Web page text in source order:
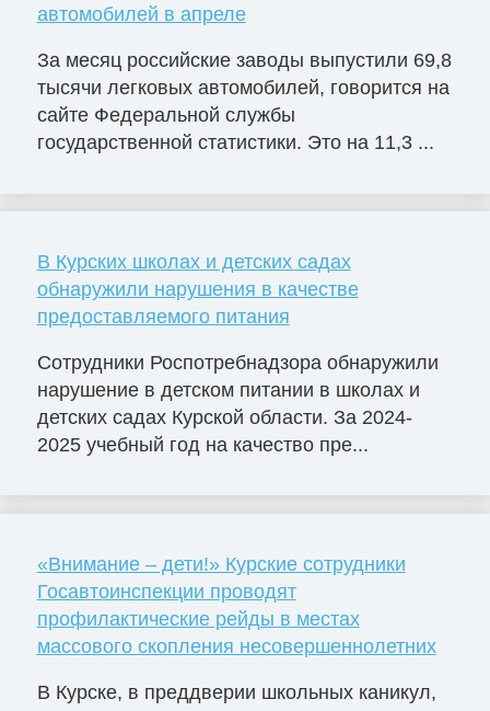
автомобилей в апреле
За месяц российские заводы выпустили 69,8
тысячи легковых автомобилей, говорится на
сайте Федеральной службы
государственной статистики. Это на 11,3 ...
В Курских школах и детских садах
обнаружили нарушения в качестве
предоставляемого питания
Сотрудники Роспотребнадзора обнаружили
нарушение в детском питании в школах и
детских садах Курской области. За 2024-
2025 учебный год на качество пре...
«Внимание – дети!» Курские сотрудники
Госавтоинспекции проводят
профилактические рейды в местах
массового скопления несовершеннолетних
В Курске, в преддверии школьных каникул,